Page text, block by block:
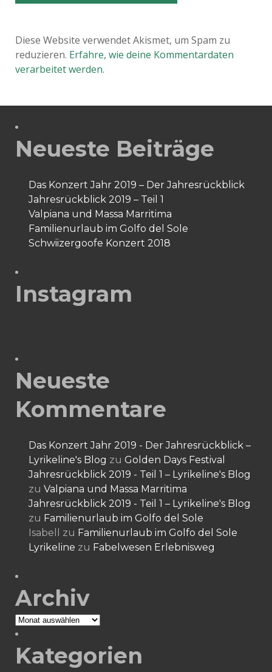
Diese Website verwendet Akismet, um Spam zu
reduzieren. Erfahre, wie deine Kommentardaten
verarbeitet werden.
Neueste Beiträge
Das Konzert Jahr 2019 – Der Jahresrückblick
Jahresrückblick 2019 – Teil 1
Valpiana und Massa Marritima
Familienurlaub im Golfo del Sole
Schwiizergoofe Konzert 2018
Instagram
Neueste
Kommentare
Das Konzert Jahr 2019 - Der Jahresrückblick –
Lyrikeline's Blog zu Golden Days Festival
Jahresrückblick 2019 - Teil 1 – Lyrikeline's Blog
zu Valpiana und Massa Marritima
Jahresrückblick 2019 - Teil 1 – Lyrikeline's Blog
zu Familienurlaub im Golfo del Sole
Isabell
zu Familienurlaub im Golfo del Sole
Lyrikeline zu Fabelwesen Erlebnisweg
Archiv
Archiv
Kategorien